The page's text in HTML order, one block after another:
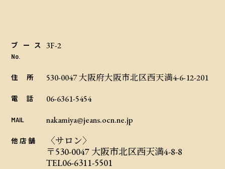
ブース
No.
3F-2
住 所 530-0047 大阪府大阪市北区西天満4-6-12-201
電 話 06-6361-5454
MAIL nakamiya@jeans.ocn.ne.jp
他 店 舗
〈サロン〉
〒530-0047 大阪市北区西天満4-8-8
TEL06-6311-5501